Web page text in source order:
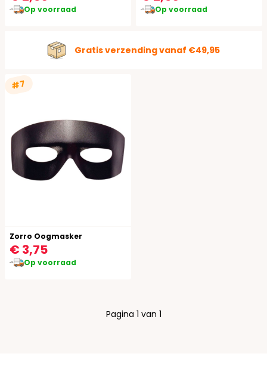
Op voorraad Op voorraad
Gratis verzending vanaf €49,95
#7
Zorro Oogmasker
€ 3,75
Op voorraad
Pagina 1 van 1